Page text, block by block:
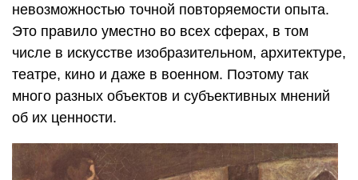
невозможностью точной повторяемости опыта.
Это правило уместно во всех сферах, в том
числе в искусстве изобразительном, архитектуре,
театре, кино и даже в военном. Поэтому так
много разных объектов и субъективных мнений
об их ценности.